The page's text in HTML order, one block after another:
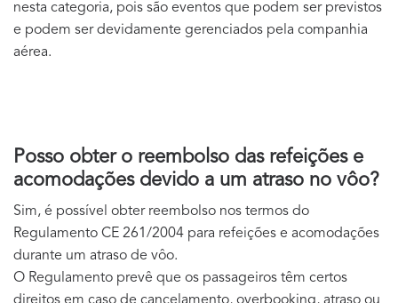
nesta categoria, pois são eventos que podem ser previstos
e podem ser devidamente gerenciados pela companhia
aérea.
Posso obter o reembolso das refeições e
acomodações devido a um atraso no vôo?
Sim, é possível obter reembolso nos termos do
Regulamento CE 261/2004 para refeições e acomodações
durante um atraso de vôo.
O Regulamento prevê que os passageiros têm certos